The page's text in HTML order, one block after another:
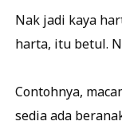
Nak jadi kaya
harta, itu betul.
Contohnya,
sedia ada